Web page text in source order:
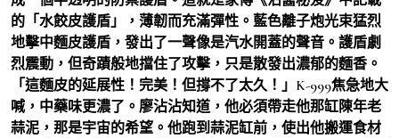
的「水餃皮護盾」，薄韌而充滿彈性。藍色離子炮光束猛烈
地擊中麵皮護盾，發出了一聲像是汽水開蓋的聲音。護盾劇
烈震動，但奇蹟般地擋住了攻擊，只是散發出濃郁的麵香。
「這麵皮的延展性！完美！但撐不了太久！」K-999焦急地大
喊，中藥味更濃了。廖沾沾知道，他必須帶走他那缸陳年老
蒜泥，那是宇宙的希望。他跑到蒜泥缸前，使出他搬運食材